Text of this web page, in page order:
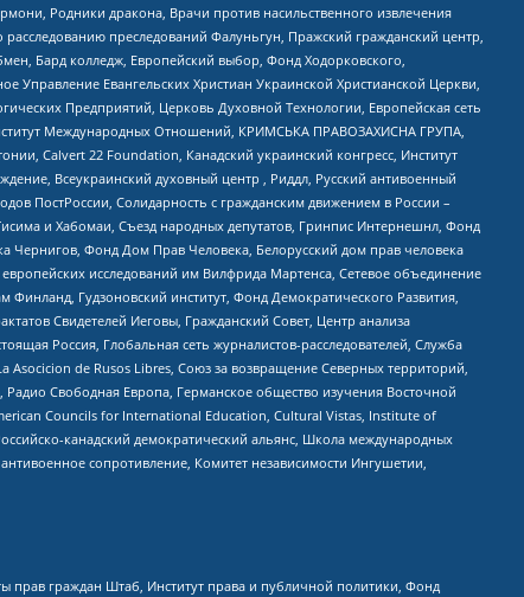
Родники дракона, Врачи против насильственного извлечения
преследований Фалуньгун, Пражский гражданский центр,
Бард колледж, Европейский выбор, Фонд Ходорковского,
Евангельских Христиан Украинской Христианской Церкви,
Предприятий, Церковь Духовной Технологии, Европейская сеть
Международных Отношений, КРИМСЬКА ПРАВОЗАХИСНА ГРУПА,
Calvert 22 Foundation, Канадский украинский конгресс, Институт
Всеукраинский духовный центр , Риддл, Русский антивоенный
ПостРоссии, Солидарность с гражданским движением в России –
и Хабомаи, Съезд народных депутатов, Гринпис Интернешнл, Фонд
Чернигов, Фонд Дом Прав Человека, Белорусский дом прав человека
исследований им Вилфрида Мартенса, Сетевое объединение
Гудзоновский институт, Фонд Демократического Развития,
Свидетелей Иеговы, Гражданский Совет, Центр анализа
Россия, Глобальная сеть журналистов-расследователей, Служба
de Rusos Libres, Союз за возвращение Северных территорий,
Свободная Европа, Германское общество изучения Восточной
Councils for International Education, Cultural Vistas, Institute of
канадский демократический альянс, Школа международных
сопротивление, Комитет независимости Ингушетии,
прав граждан Штаб, Институт права и публичной политики, Фонд